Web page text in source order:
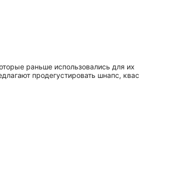
раньше использовались для их
продегустировать шнапс, квас